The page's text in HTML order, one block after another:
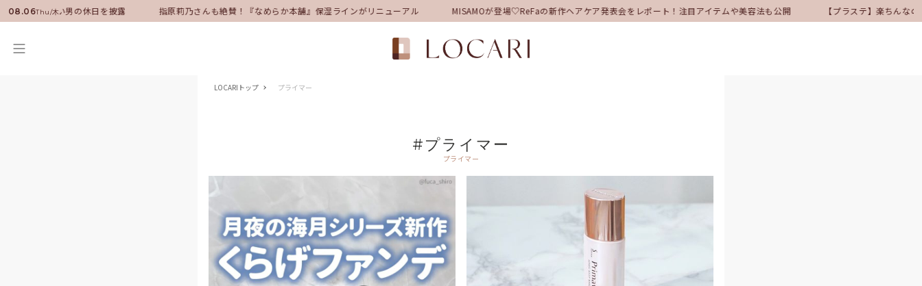
08.06Thu/木
に就任！いい男の休日を披露 指原莉乃さんも絶賛！『なめらか本舗』保湿ラインがリニューアル MISAMOが登場♡ReFaの新作ヘアケア発表会をレポート！注目アイテムや美容法も公開 【プラステ】楽ちんな
LOCARIトップ プライマー
#プライマー
プライマー